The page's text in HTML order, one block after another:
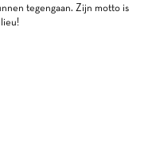
tegengaan. Zijn motto is